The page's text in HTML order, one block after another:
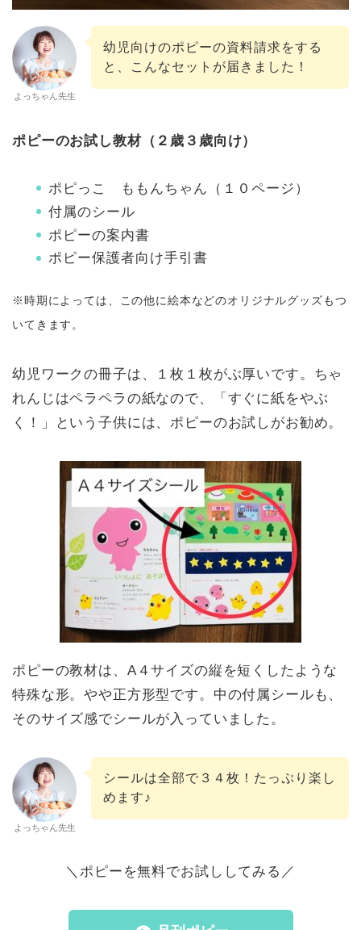
よっちゃん先生
幼児向けのポピーの資料請求をする
と、こんなセットが届きました！
ポピーのお試し教材（２歳３歳向け）
ポピっこ ももんちゃん（１０ページ）
付属のシール
ポピーの案内書
ポピー保護者向け手引書
※時期によっては、この他に絵本などのオリジナルグッズもつ
いてきます。
幼児ワークの冊子は、１枚１枚がぶ厚いです。ちゃ
れんじはペラペラの紙なので、「すぐに紙をやぶ
く！」という子供には、ポピーのお試しがお勧め。
ポピーの教材は、A４サイズの縦を短くしたような
特殊な形。やや正方形型です。中の付属シールも、
そのサイズ感でシールが入っていました。
よっちゃん先生
シールは全部で３４枚！たっぷり楽し
めます♪
＼ポピーを無料でお試ししてみる／